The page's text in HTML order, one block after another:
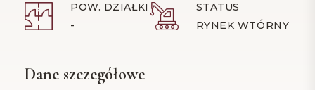
POW. DZIAŁKI
-
STATUS
RYNEK WTÓRNY
Dane szczegółowe